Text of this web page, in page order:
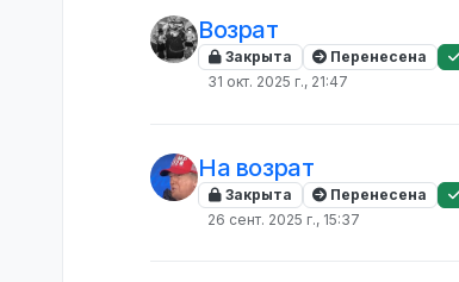
Возрат
Закрыта Перенесена
31 окт. 2025 г., 21:47
На возрат
Закрыта Перенесена
26 сент. 2025 г., 15:37